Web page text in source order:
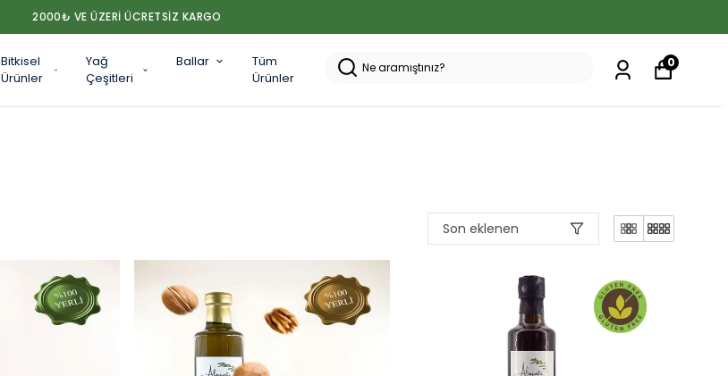
2000₺ VE ÜZERİ ÜCRETSİZ KARGO
Bitkisel
Ürünler
Yağ
Çeşitleri
Ballar
Tüm
Ürünler
0
Son eklenen